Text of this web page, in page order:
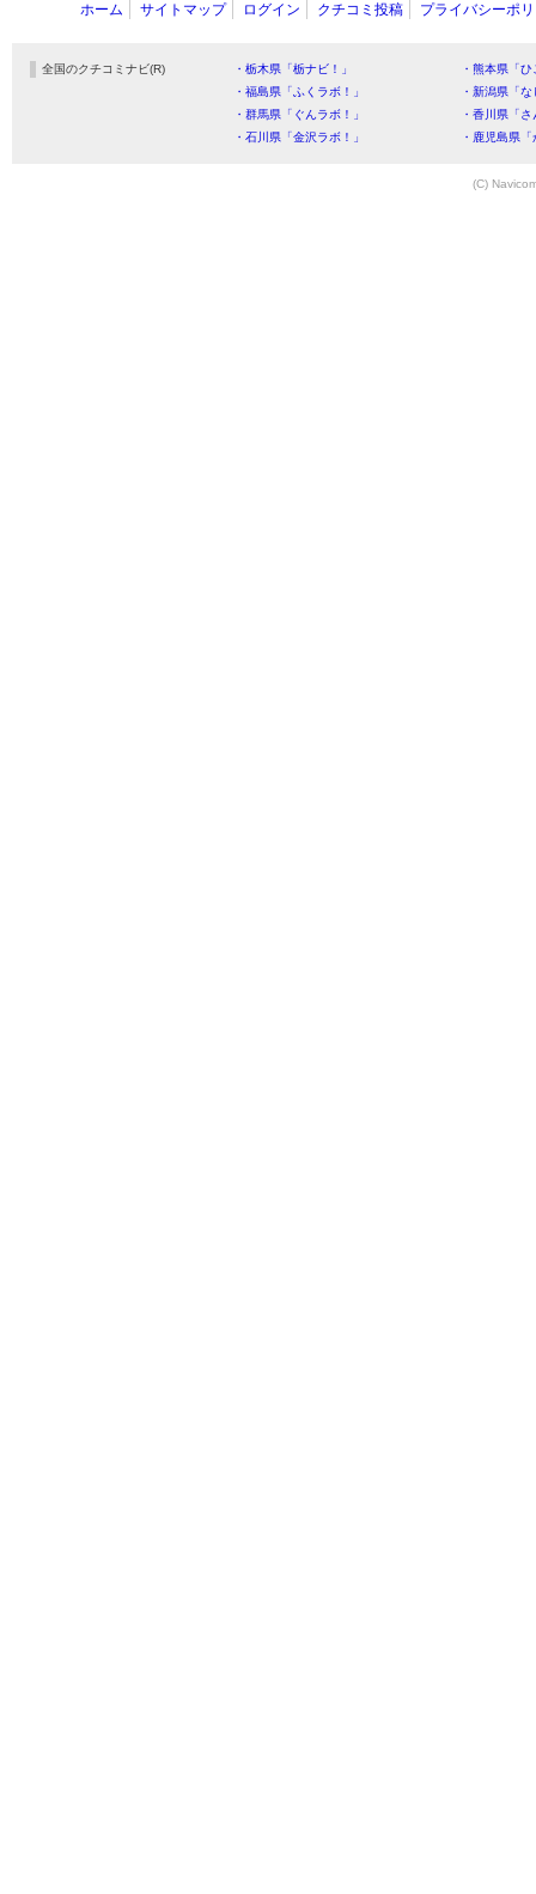
ホーム サイトマップ ログイン クチコミ投稿 プライバシーポ
全国のクチコミナビ(R) ・栃木県「栃ナビ！」
・熊本県「
・福島県「ふくラボ！」
・新潟県「
・群馬県「ぐんラボ！」
・香川県「
・石川県「金沢ラボ！」
・鹿児島県
(C)